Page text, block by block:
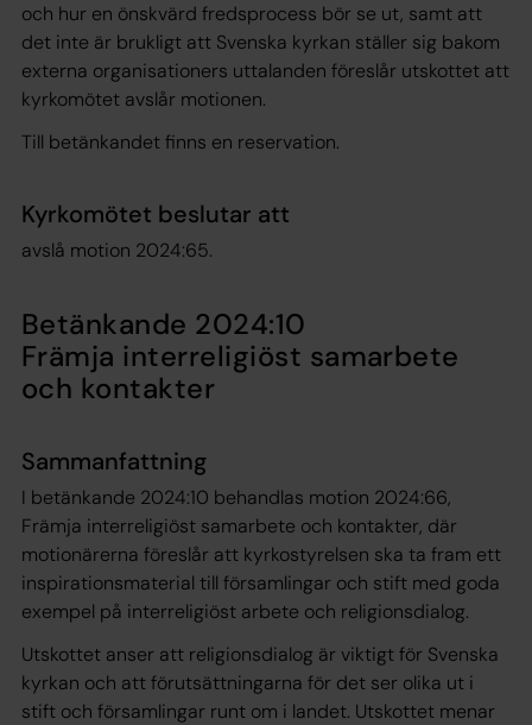
och hur en önskvärd fredsprocess bör se ut, samt att
det inte är brukligt att Svenska kyrkan ställer sig bakom
externa organisationers uttalanden föreslår utskottet att
kyrkomötet avslår motionen.
Till betänkandet finns en reservation.
Kyrkomötet beslutar att
avslå motion 2024:65.
Betänkande 2024:10
Främja interreligiöst samarbete
och kontakter
Sammanfattning
I betänkande 2024:10 behandlas motion 2024:66,
Främja interreligiöst samarbete och kontakter, där
motionärerna föreslår att kyrkostyrelsen ska ta fram ett
inspirationsmaterial till församlingar och stift med goda
exempel på interreligiöst arbete och religionsdialog.
Utskottet anser att religionsdialog är viktigt för Svenska
kyrkan och att förutsättningarna för det ser olika ut i
stift och församlingar runt om i landet. Utskottet menar